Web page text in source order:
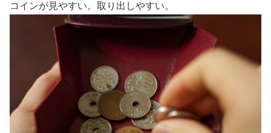
コインが見やすい。取り出しやすい。